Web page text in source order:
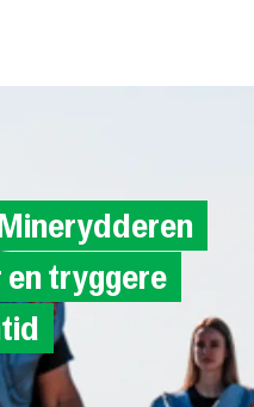
Minerydderen
entryggere